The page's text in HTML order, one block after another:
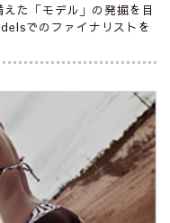
た「モデル」の発掘を目
でのファイナリストを